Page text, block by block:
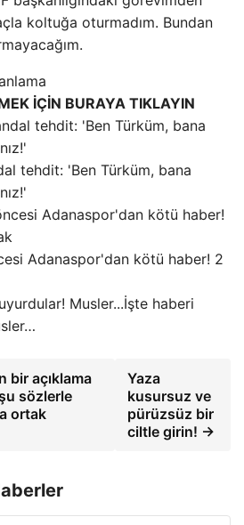
koltuğa oturmadım. Bundan
İÇİN BURAYA TIKLAYIN
tehdit: 'Ben Türküm, bana
Adanaspor'dan kötü haber! 2
İşte haberi
bir açıklama
sözlerle
ortak
Yaza
kusursuz ve
pürüzsüz bir
ciltle girin! →